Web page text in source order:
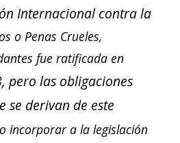
Internacional contra la
o Penas Crueles,
fue ratificada en
pero las obligaciones
se derivan de este
incorporar a la legislación